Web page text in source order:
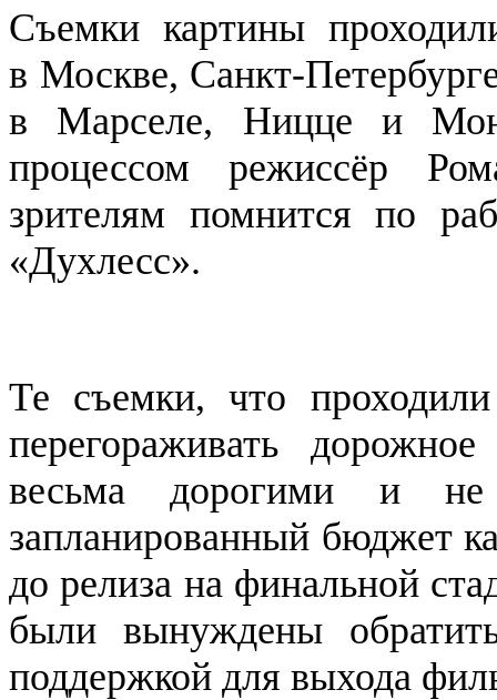
Съемки картины
в Москве, Санкт-
в Марселе, Ницце и
процессом режиссёр
зрителям помнится по
«Духлесс».
Те съемки, что
перегораживать
весьма дорогими и не
запланированный бюджет
до релиза на финальной
были вынуждены
поддержкой для выхода